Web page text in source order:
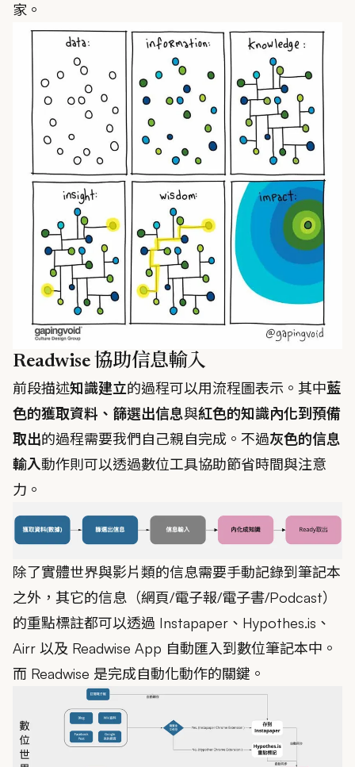
家。
Readwise 協助信息輸入
前段描述知識建立的過程可以用流程圖表示。其中藍
色的獲取資料、篩選出信息與紅色的知識內化到預備
取出的過程需要我們自己親自完成。不過灰色的信息
輸入動作則可以透過數位工具協助節省時間與注意
力。
除了實體世界與影片類的信息需要手動記錄到筆記本
之外，其它的信息（網頁/電子報/電子書/Podcast）
的重點標註都可以透過 Instapaper、Hypothes.is、
Airr 以及 Readwise App 自動匯入到數位筆記本中。
而 Readwise 是完成自動化動作的關鍵。